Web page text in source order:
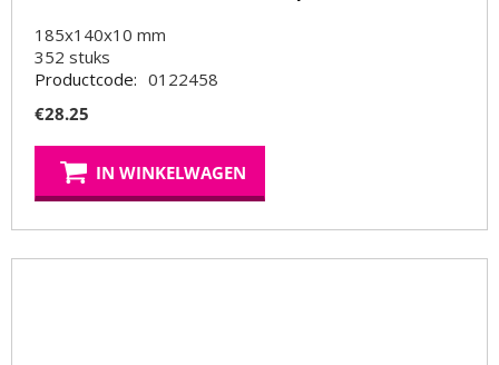
185x140x10 mm
352 stuks
Productcode: 0122458
€28.25
IN WINKELWAGEN